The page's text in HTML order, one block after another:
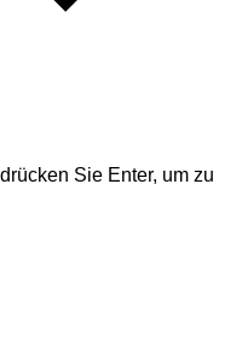
Sie Enter, um zu